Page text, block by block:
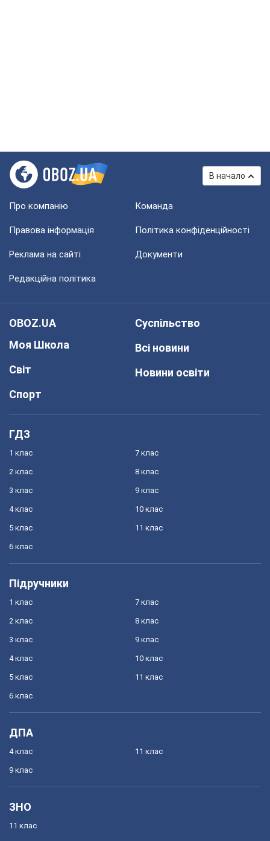
В начало
Про компанію Команда
Правова інформація Політика конфіденційності
Реклама на сайті Документи
Редакційна політика
OBOZ.UA
Моя Школа
Світ
Спорт
Суспільство
Всі новини
Новини освіти
ГДЗ
1 клас
2 клас
3 клас
4 клас
5 клас
6 клас
7 клас
8 клас
9 клас
10 клас
11 клас
Підручники
1 клас
2 клас
3 клас
4 клас
5 клас
6 клас
7 клас
8 клас
9 клас
10 клас
11 клас
ДПА
4 клас
9 клас
11 клас
ЗНО
11 клас